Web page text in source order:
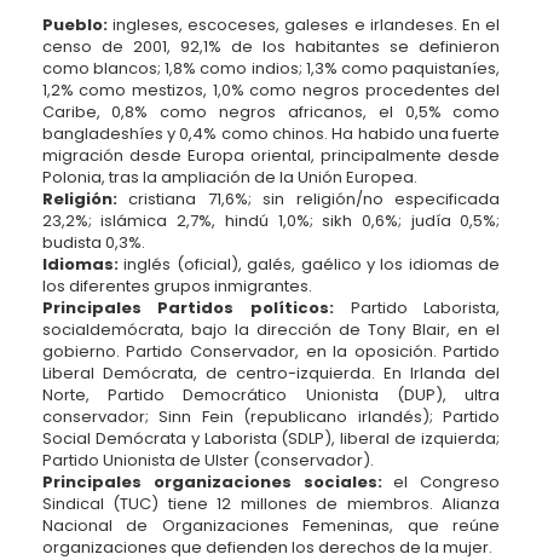
Pueblo: ingleses, escoceses, galeses e irlandeses. En el
censo de 2001, 92,1% de los habitantes se definieron
como blancos; 1,8% como indios; 1,3% como paquistaníes,
1,2% como mestizos, 1,0% como negros procedentes del
Caribe, 0,8% como negros africanos, el 0,5% como
bangladeshíes y 0,4% como chinos. Ha habido una fuerte
migración desde Europa oriental, principalmente desde
Polonia, tras la ampliación de la Unión Europea.
Religión:cristiana 71,6%; sin religión/no especificada
23,2%; islámica 2,7%, hindú 1,0%; sikh 0,6%; judía 0,5%;
budista 0,3%.
Idiomas:inglés (oficial), galés, gaélico y los idiomas de
los diferentes grupos inmigrantes.
Principales Partidos políticos: Partido Laborista,
socialdemócrata, bajo la dirección de Tony Blair, en el
gobierno. Partido Conservador, en la oposición. Partido
Liberal Demócrata, de centro-izquierda. En Irlanda del
Norte, Partido Democrático Unionista (DUP), ultra
conservador; Sinn Fein (republicano irlandés); Partido
Social Demócrata y Laborista (SDLP), liberal de izquierda;
Partido Unionista de Ulster (conservador).
Principales organizaciones sociales:el Congreso
Sindical (TUC) tiene 12 millones de miembros. Alianza
Nacional de Organizaciones Femeninas, que reúne
organizaciones que defienden los derechos de la mujer.